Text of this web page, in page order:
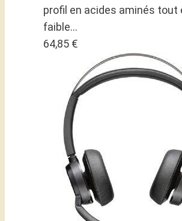
profil en acides aminés tout
faible...
64,85 €